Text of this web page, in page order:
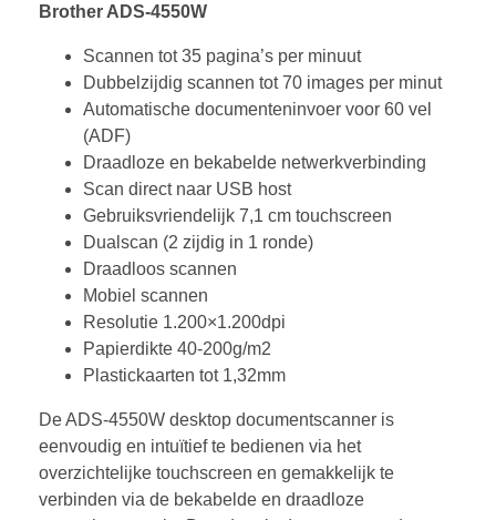
Brother ADS-4550W
Scannen tot 35 pagina’s per minuut
Dubbelzijdig scannen tot 70 images per minut
Automatische documenteninvoer voor 60 vel
(ADF)
Draadloze en bekabelde netwerkverbinding
Scan direct naar USB host
Gebruiksvriendelijk 7,1 cm touchscreen
Dualscan (2 zijdig in 1 ronde)
Draadloos scannen
Mobiel scannen
Resolutie 1.200×1.200dpi
Papierdikte 40-200g/m2
Plastickaarten tot 1,32mm
De ADS-4550W desktop documentscanner is
eenvoudig en intuïtief te bedienen via het
overzichtelijke touchscreen en gemakkelijk te
verbinden via de bekabelde en draadloze